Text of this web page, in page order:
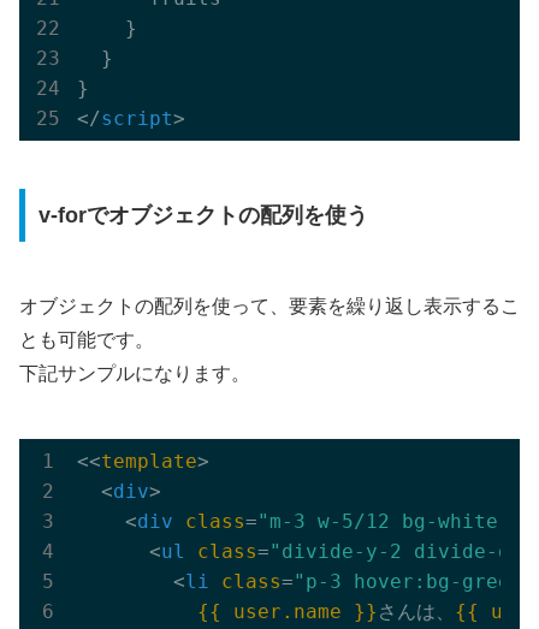
    }
  }
</script>
v-forでオブジェクトの配列を使う
オブジェクトの配列を使って、要素を繰り返し表示するこ
とも可能です。
下記サンプルになります。
<<template>
<div>
<div class="m-3 w-5/12 bg-white
<ul class="divide-y-2 divide-
<li class="p-3 hover:bg-green-
{{ user.name }} さんは、 {{